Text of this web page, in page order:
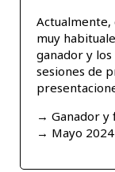
muy
ganador y
sesiones de
→ Ganador y
→ Mayo 2024